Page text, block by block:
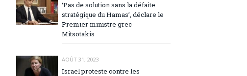
‘Pas de solution sans la défaite
stratégique du Hamas’, déclare le
Premier ministre grec
Mitsotakis
AOÛT 31, 2023
Israël proteste contre les